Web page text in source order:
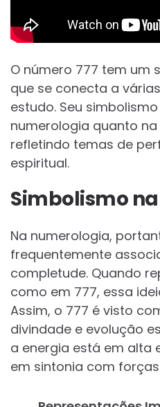
O número 777 tem um
que se conecta a
estudo. Seu
numerologia quanto
refletindo temas de
espiritual.
Simbolismo
Na numerologia,
frequentemente
completude. Quando
como em 777, essa
Assim, o 777 é visto
divindade e evolução
a energia está em alta
em sintonia com